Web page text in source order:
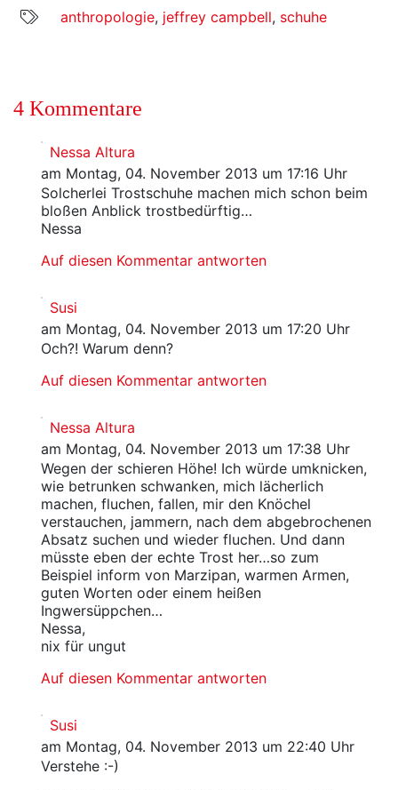
anthropologie, jeffrey campbell, schuhe
4 Kommentare
Nessa Altura
am Montag, 04. November 2013 um 17:16 Uhr
Solcherlei Trostschuhe machen mich schon beim
bloßen Anblick trostbedürftig…
Nessa
Auf diesen Kommentar antworten
Susi
am Montag, 04. November 2013 um 17:20 Uhr
Och?! Warum denn?
Auf diesen Kommentar antworten
Nessa Altura
am Montag, 04. November 2013 um 17:38 Uhr
Wegen der schieren Höhe! Ich würde umknicken,
wie betrunken schwanken, mich lächerlich
machen, fluchen, fallen, mir den Knöchel
verstauchen, jammern, nach dem abgebrochenen
Absatz suchen und wieder fluchen. Und dann
müsste eben der echte Trost her…so zum
Beispiel inform von Marzipan, warmen Armen,
guten Worten oder einem heißen
Ingwersüppchen…
Nessa,
nix für ungut
Auf diesen Kommentar antworten
Susi
am Montag, 04. November 2013 um 22:40 Uhr
Verstehe :-)